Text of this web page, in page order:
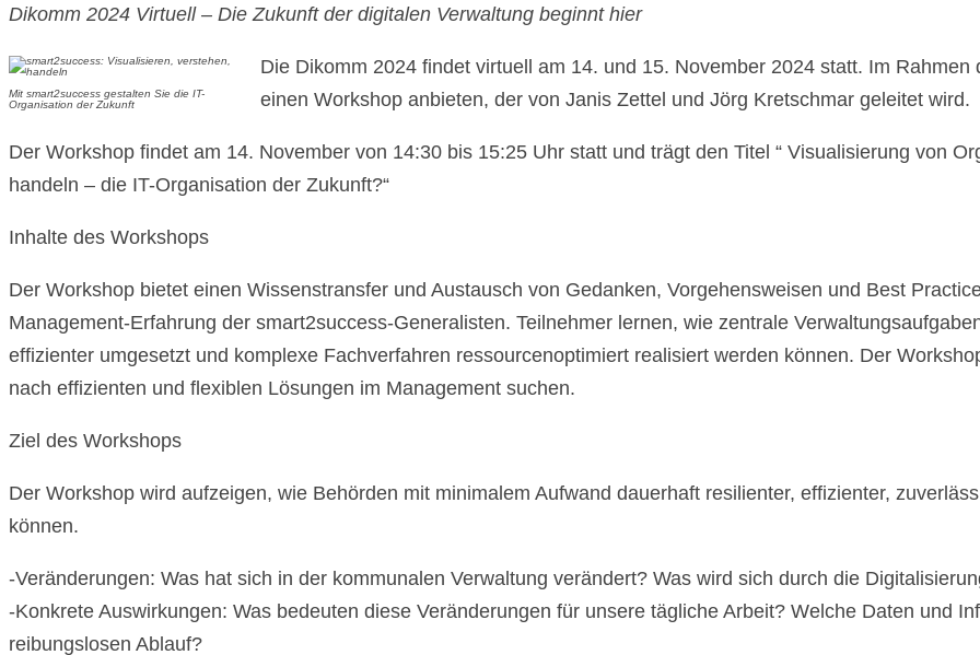
Dikomm 2024 Virtuell – Die Zukunft der digitalen Verwaltung beginnt hier
Mit smart2success gestalten Sie die IT-
Organisation der Zukunft
Die Dikomm 2024 findet virtuell am 14. und 15. November 2024 statt. Im
einen Workshop anbieten, der von Janis Zettel und Jörg Kretschmar geleitet wird.
Der Workshop findet am 14. November von 14:30 bis 15:25 Uhr statt und trägt den Titel “ Visualisierung von
handeln – die IT-Organisation der Zukunft?“
Inhalte des Workshops
Der Workshop bietet einen Wissenstransfer und Austausch von Gedanken, Vorgehensweisen und Best
Management-Erfahrung der smart2success-Generalisten. Teilnehmer lernen, wie zentrale
effizienter umgesetzt und komplexe Fachverfahren ressourcenoptimiert realisiert werden können. Der
nach effizienten und flexiblen Lösungen im Management suchen.
Ziel des Workshops
Der Workshop wird aufzeigen, wie Behörden mit minimalem Aufwand dauerhaft resilienter, effizienter,
können.
-Veränderungen: Was hat sich in der kommunalen Verwaltung verändert? Was wird sich durch die
-Konkrete Auswirkungen: Was bedeuten diese Veränderungen für unsere tägliche Arbeit? Welche Daten und
reibungslosen Ablauf?